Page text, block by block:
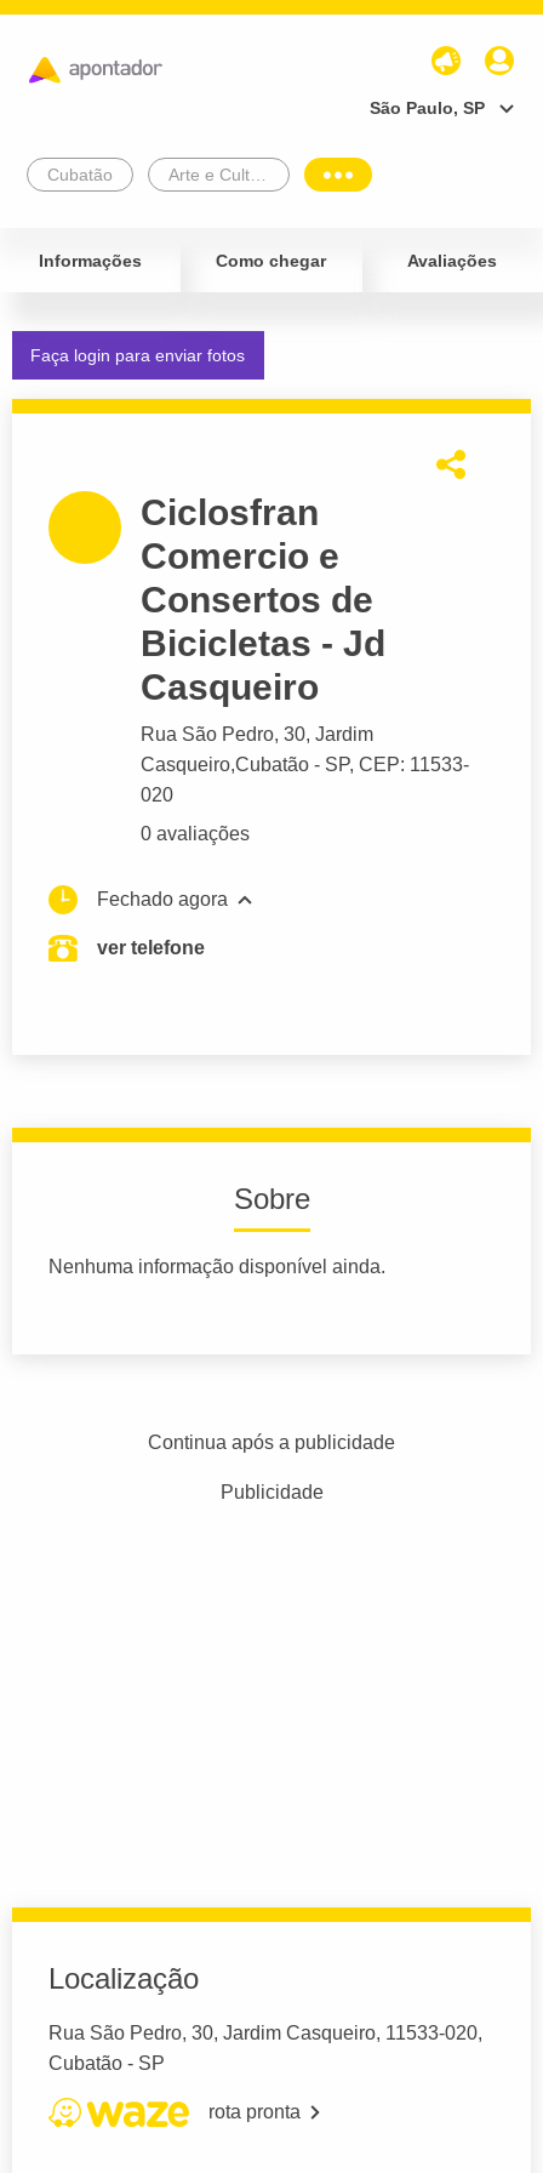
São Paulo, SP
Cubatão
Informações Como chegar Avaliações
Faça login para enviar fotos
Ciclosfran
Comercio e
Consertos de
Bicicletas - Jd
Casqueiro
Rua São Pedro, 30, Jardim
Casqueiro,Cubatão - SP, CEP: 11533-
020
0 avaliações
Fechado agora
ver telefone
Sobre
Nenhuma informação disponível ainda.
Continua após a publicidade
Publicidade
Localização
Rua São Pedro, 30, Jardim Casqueiro, 11533-020,
Cubatão - SP
rota pronta